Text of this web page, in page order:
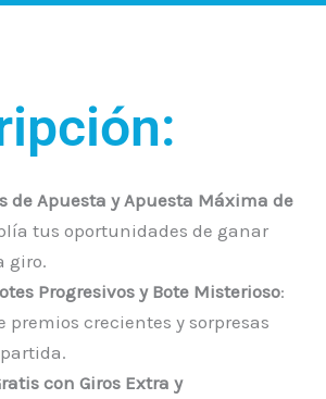
de Apuesta y Apuesta Máxima de
tus oportunidades de ganar
giro.
Progresivos y Bote Misterioso:
premios crecientes y sorpresas
con Giros Extra y